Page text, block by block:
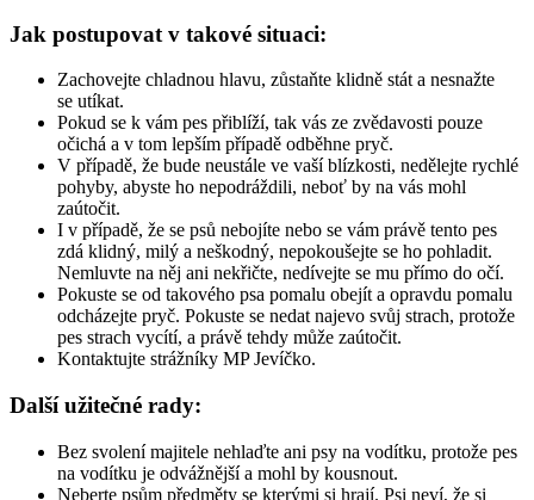
Jak postupovat v takové situaci:
Zachovejte chladnou hlavu, zůstaňte klidně stát a nesnažte
se utíkat.
Pokud se k vám pes přiblíží, tak vás ze zvědavosti pouze
očichá a v tom lepším případě odběhne pryč.
V případě, že bude neustále ve vaší blízkosti, nedělejte rychlé
pohyby, abyste ho nepodráždili, neboť by na vás mohl
zaútočit.
I v případě, že se psů nebojíte nebo se vám právě tento pes
zdá klidný, milý a neškodný, nepokoušejte se ho pohladit.
Nemluvte na něj ani nekřičte, nedívejte se mu přímo do očí.
Pokuste se od takového psa pomalu obejít a opravdu pomalu
odcházejte pryč. Pokuste se nedat najevo svůj strach, protože
pes strach vycítí, a právě tehdy může zaútočit.
Kontaktujte strážníky MP Jevíčko.
Další užitečné rady:
Bez svolení majitele nehlaďte ani psy na vodítku, protože pes
na vodítku je odvážnější a mohl by kousnout.
Neberte psům předměty se kterými si hrají. Psi neví, že si